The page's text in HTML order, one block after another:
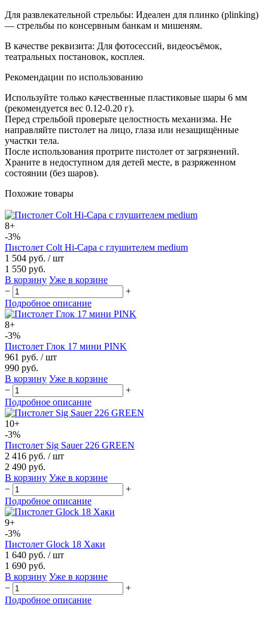
Для развлекательной стрельбы: Идеален для плинко (plinking)
— стрельбы по консервным банкам и мишеням.
В качестве реквизита: Для фотосессий, видеосъёмок,
театральных постановок, косплея.
Рекомендации по использованию
Используйте только качественные пластиковые шары 6 мм
(рекомендуется вес 0.12-0.20 г).
Перед стрельбой проверьте целостность механизма. Не
направляйте пистолет на лицо, глаза или незащищённые
участки тела.
После использования протрите пистолет от загрязнений.
Храните в недоступном для детей месте, в разряженном
состоянии (без шаров).
Похожие товары
8+
-3%
Пистолет Colt Hi-Capa с глушителем medium
1 504 руб. / шт
1 550 руб.
В корзину Уже в корзине
−
+
Подробное описание
8+
-3%
Пистолет Глок 17 мини PINK
961 руб. / шт
990 руб.
В корзину Уже в корзине
−
+
Подробное описание
10+
-3%
Пистолет Sig Sauer 226 GREEN
2 416 руб. / шт
2 490 руб.
В корзину Уже в корзине
−
+
Подробное описание
9+
-3%
Пистолет Glock 18 Хаки
1 640 руб. / шт
1 690 руб.
В корзину Уже в корзине
−
+
Подробное описание